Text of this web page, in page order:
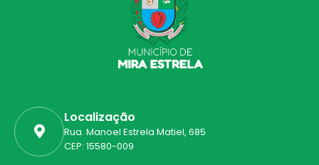
Localização
Rua. Manoel Estrela Matiel, 685
CEP: 15580-009